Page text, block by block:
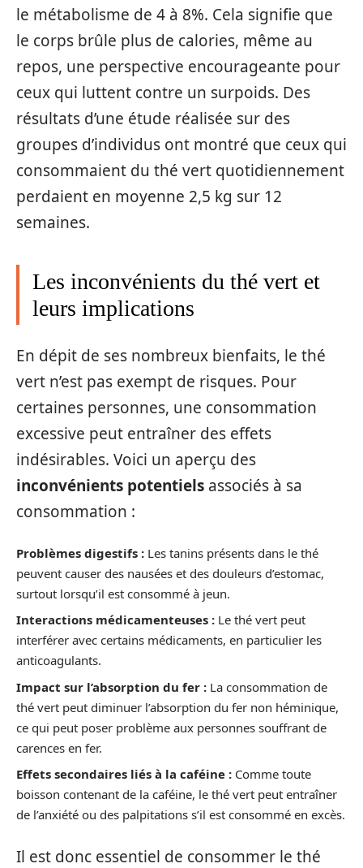
le métabolisme de 4 à 8%. Cela signifie que
le corps brûle plus de calories, même au
repos, une perspective encourageante pour
ceux qui luttent contre un surpoids. Des
résultats d’une étude réalisée sur des
groupes d’individus ont montré que ceux qui
consommaient du thé vert quotidiennement
perdaient en moyenne 2,5 kg sur 12
semaines.
Les inconvénients du thé vert et
leurs implications
En dépit de ses nombreux bienfaits, le thé
vert n’est pas exempt de risques. Pour
certaines personnes, une consommation
excessive peut entraîner des effets
indésirables. Voici un aperçu des
inconvénients potentiels associés à sa
consommation :
Problèmes digestifs : Les tanins présents dans le thé
peuvent causer des nausées et des douleurs d’estomac,
surtout lorsqu’il est consommé à jeun.
Interactions médicamenteuses : Le thé vert peut
interférer avec certains médicaments, en particulier les
anticoagulants.
Impact sur l’absorption du fer : La consommation de
thé vert peut diminuer l’absorption du fer non héminique,
ce qui peut poser problème aux personnes souffrant de
carences en fer.
Effets secondaires liés à la caféine : Comme toute
boisson contenant de la caféine, le thé vert peut entraîner
de l’anxiété ou des palpitations s’il est consommé en excès.
Il est donc essentiel de consommer le thé